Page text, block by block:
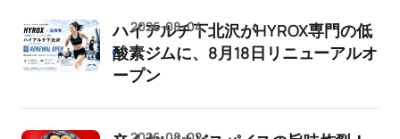
ハイアルチ下北沢がHYROX専門の低
酸素ジムに、8月18日リニューアルオ
ープン
2026-08-04